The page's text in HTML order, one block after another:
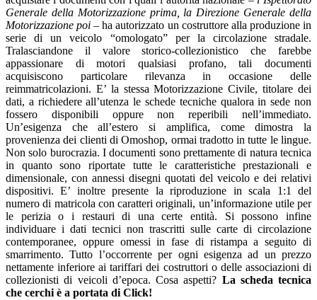
Generale della Motorizzazione prima, la Direzione Generale della
Motorizzazione poi –ha autorizzato un costruttore alla produzione in
serie di un veicolo “omologato” per la circolazione stradale.
Tralasciandone il valore storico-collezionistico che farebbe
appassionare di motori qualsiasi profano, tali documenti
acquisiscono particolare rilevanza in occasione delle
reimmatricolazioni. E’ la stessa Motorizzazione Civile, titolare dei
dati, a richiedere all’utenza le schede tecniche qualora in sede non
fossero disponibili oppure non reperibili nell’immediato.
Un’esigenza che all’estero si amplifica, come dimostra la
provenienza dei clienti di Omoshop, ormai tradotto in tutte le lingue.
Non solo burocrazia. I documenti sono prettamente di natura tecnica
in quanto sono riportate tutte le caratteristiche prestazionali e
dimensionale, con annessi disegni quotati del veicolo e dei relativi
dispositivi. E’ inoltre presente la riproduzione in scala 1:1 del
numero di matricola con caratteri originali, un’informazione utile per
le perizia o i restauri di una certe entità. Si possono infine
individuare i dati tecnici non trascritti sulle carte di circolazione
contemporanee, oppure omessi in fase di ristampa a seguito di
smarrimento. Tutto l’occorrente per ogni esigenza ad un prezzo
nettamente inferiore ai tariffari dei costruttori o delle associazioni di
collezionisti di veicoli d’epoca. Cosa aspetti? La scheda tecnica
che cerchi è a portata di Click!